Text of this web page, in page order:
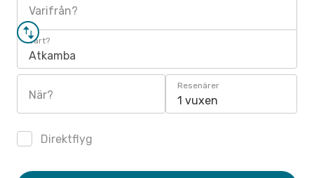
Varifrån?
Vart?
Atkamba
När?
Resenärer
1 vuxen
Direktflyg